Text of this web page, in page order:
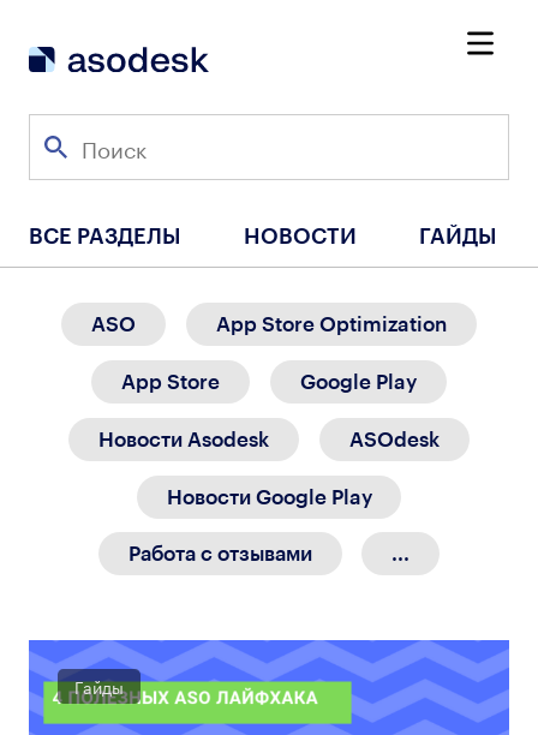
ВСЕ РАЗДЕЛЫ НОВОСТИ ГАЙДЫ
ASO App Store Optimization
App Store Google Play
Новости Asodesk ASOdesk
Новости Google Play
Работа с отзывами ...
Гайды